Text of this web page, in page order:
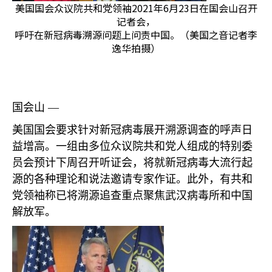
美国国会众议院共和党领袖2021年6月23日在国会山召开
记者会，
呼吁在新冠病毒溯源问题上问责中国。（美国之音记者李
逸华拍摄）
国会山 —
美国国会要求针对新冠病毒展开溯源调查的呼声日
益增高。一组由多位众议院共和党人组成的特别委
员会预计下周召开听证会，将就新冠病毒大流行起
源的各种理论和说法邀请专家作证。此外，有共和
党领袖称已将溯源追查重点聚焦武汉病毒所和中国
解放军。